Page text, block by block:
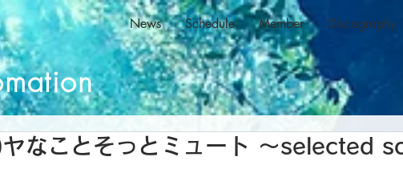
News Schedule Member Discography
なことそっとミュート 〜selected